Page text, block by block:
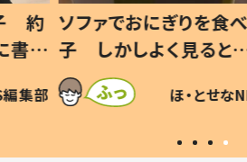
歳息
？」
編集部
小1から不登校、息子
ッド」だった 父が“
作り続ける理由とは #
#令和の子
SNSで話題 ほ・とせ